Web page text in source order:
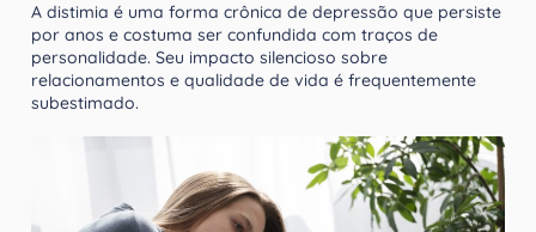
A distimia é uma forma crônica de depressão que persiste
por anos e costuma ser confundida com traços de
personalidade. Seu impacto silencioso sobre
relacionamentos e qualidade de vida é frequentemente
subestimado.